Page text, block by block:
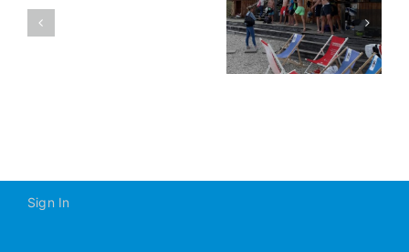
2. Platz bei
U17-Turnier in
Painten
Sign In